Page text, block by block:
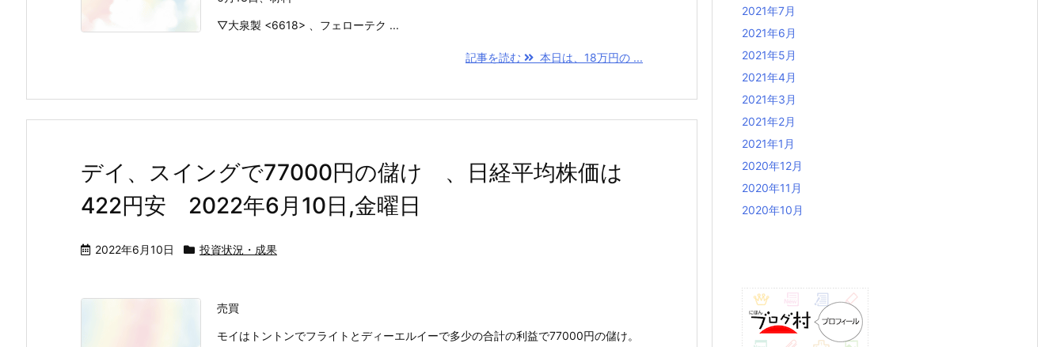
▽大泉製 <6618> 、フェローテク ...
記事を読む 本日は、18万円の ...
デイ、スイングで77000円の儲け 、日経平均株価は
422円安 2022年6月10日,金曜日
2022年6月10日 投資状況・成果
売買
モイはトントンでフライトとディーエルイーで多少の合計の利益で77000円の儲け。
2021年7月
2021年6月
2021年5月
2021年4月
2021年3月
2021年2月
2021年1月
2020年12月
2020年11月
2020年10月